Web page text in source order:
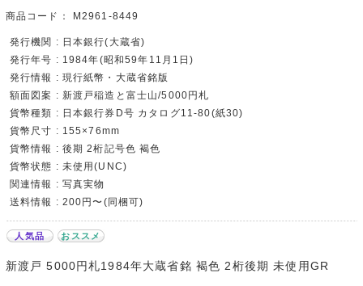
商品コード： M2961-8449
発行機関 : 日本銀行(大蔵省)
発行年号 : 1984年(昭和59年11月1日)
発行情報 : 現行紙幣・大蔵省銘版
額面図案 : 新渡戸稲造と富士山/5000円札
貨幣種類 : 日本銀行券D号 カタログ11-80(紙30)
貨幣尺寸 : 155×76mm
貨幣情報 : 後期 2桁記号色 褐色
貨幣状態 : 未使用(UNC)
関連情報 : 写真実物
送料情報 : 200円〜(同梱可)
人気品 おススメ
新渡戸 5000円札1984年大蔵省銘 褐色 2桁後期 未使用GR